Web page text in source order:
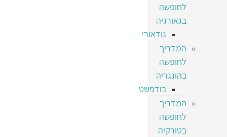
לחופשה
בגאורגיה
גודאורי
המדריך
לחופשה
בהונגריה
בודפשט
המדריך
לחופשה
בטורקיה